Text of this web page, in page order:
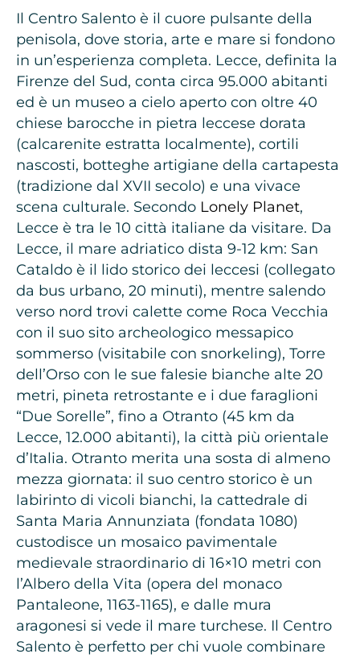
Il Centro Salento è il cuore pulsante della
penisola, dove storia, arte e mare si fondono
in un’esperienza completa. Lecce, definita la
Firenze del Sud, conta circa 95.000 abitanti
ed è un museo a cielo aperto con oltre 40
chiese barocche in pietra leccese dorata
(calcarenite estratta localmente), cortili
nascosti, botteghe artigiane della cartapesta
(tradizione dal XVII secolo) e una vivace
scena culturale. Secondo Lonely Planet,
Lecce è tra le 10 città italiane da visitare. Da
Lecce, il mare adriatico dista 9-12 km: San
Cataldo è il lido storico dei leccesi (collegato
da bus urbano, 20 minuti), mentre salendo
verso nord trovi calette come Roca Vecchia
con il suo sito archeologico messapico
sommerso (visitabile con snorkeling), Torre
dell’Orso con le sue falesie bianche alte 20
metri, pineta retrostante e i due faraglioni
“Due Sorelle”, fino a Otranto (45 km da
Lecce, 12.000 abitanti), la città più orientale
d’Italia. Otranto merita una sosta di almeno
mezza giornata: il suo centro storico è un
labirinto di vicoli bianchi, la cattedrale di
Santa Maria Annunziata (fondata 1080)
custodisce un mosaico pavimentale
medievale straordinario di 16×10 metri con
l’Albero della Vita (opera del monaco
Pantaleone, 1163-1165), e dalle mura
aragonesi si vede il mare turchese. Il Centro
Salento è perfetto per chi vuole combinare